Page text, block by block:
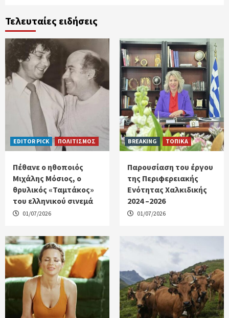
Τελευταίες ειδήσεις
EDITOR PICK ΠΟΛΙΤΙΣΜΟΣ
Πέθανε ο ηθοποιός
Μιχάλης Μόσιος, ο
θρυλικός «Ταμτάκος»
του ελληνικού σινεμά
01/07/2026
BREAKING ΤΟΠΙΚΑ
Παρουσίαση του έργου
της Περιφερειακής
Ενότητας Χαλκιδικής
2024 –2026
01/07/2026